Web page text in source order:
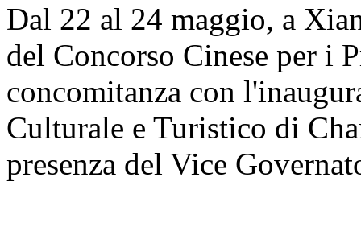
Dal 22 al 24 maggio, a
del Concorso Cinese per
concomitanza con
Culturale e Turistico di
presenza del Vice